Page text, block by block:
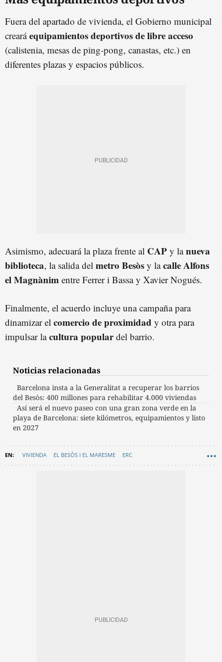
Fuera del apartado de vivienda, el Gobierno municipal
crearáequipamientos deportivos de libre acceso
(calistenia, mesas de ping-pong, canastas, etc.) en
diferentes plazas y espacios públicos.
Asimismo, adecuará la plaza frente al CAP y lanueva
biblioteca, la salida del metro Besòs y lacalle Alfons
el Magnànim entre Ferrer i Bassa y Xavier Nogués.
Finalmente, el acuerdo incluye una campaña para
dinamizar el comercio de proximidad y otra para
impulsar lacultura populardel barrio.
Noticias relacionadas
Barcelona insta a la Generalitat a recuperar los barrios
del Besòs: 400 millones para rehabilitar 4.000 viviendas
Así será el nuevo paseo con una gran zona verde en la
playa de Barcelona: siete kilómetros, equipamientos y listo
en 2027
VIVIENDA EL BESÒS I EL MARESME ERC